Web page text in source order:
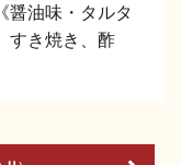
会利酒会
醤油味・タルタ
すき焼き、酢